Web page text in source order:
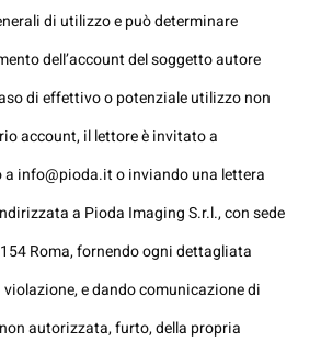
di utilizzo e può determinare
dell’account del soggetto autore
di effettivo o potenziale utilizzo non
account, il lettore è invitato a
a info@pioda.ito inviando una lettera
a Pioda Imaging S.r.l., con sede
Roma, fornendo ogni dettagliata
e dando comunicazione di
autorizzata, furto, della propria